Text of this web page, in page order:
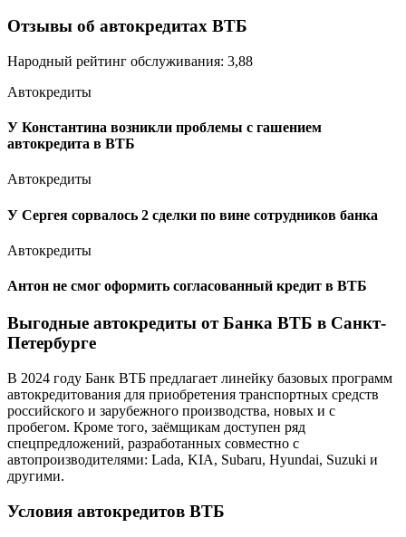
Отзывы об автокредитах ВТБ
Народный рейтинг обслуживания: 3,88
Автокредиты
У Константина возникли проблемы с гашением
автокредита в ВТБ
Автокредиты
У Сергея сорвалось 2 сделки по вине сотрудников банка
Автокредиты
Антон не смог оформить согласованный кредит в ВТБ
Выгодные автокредиты от Банка ВТБ в Санкт-
Петербурге
В 2024 году Банк ВТБ предлагает линейку базовых программ
автокредитования для приобретения транспортных средств
российского и зарубежного производства, новых и с
пробегом. Кроме того, заёмщикам доступен ряд
спецпредложений, разработанных совместно с
автопроизводителями: Lada, KIA, Subaru, Hyundai, Suzuki и
другими.
Условия автокредитов ВТБ